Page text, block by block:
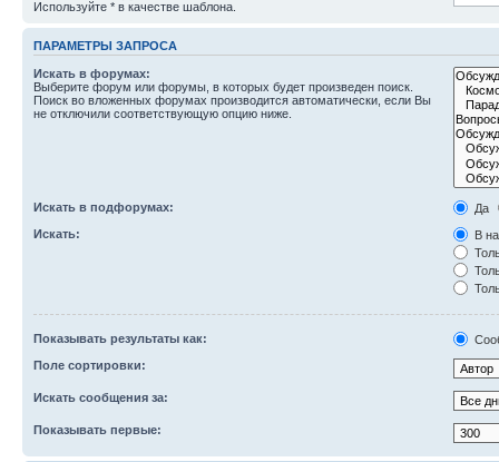
Используйте * в качестве шаблона.
ПАРАМЕТРЫ ЗАПРОСА
Искать в форумах:
Выберите форум или форумы, в которых будет произведен поиск.
Поиск во вложенных форумах производится автоматически, если Вы
не отключили соответствующую опцию ниже.
Искать в подфорумах:
Да
Искать:
В
Показывать результаты как:
Поле сортировки:
Искать сообщения за:
Показывать первые: